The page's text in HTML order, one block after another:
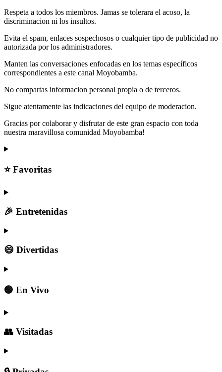
Respeta a todos los miembros. Jamas se tolerara el acoso, la
discriminacion ni los insultos.
Evita el spam, enlaces sospechosos o cualquier tipo de publicidad no
autorizada por los administradores.
Manten las conversaciones enfocadas en los temas específicos
correspondientes a este canal Moyobamba.
No compartas informacion personal propia o de terceros.
Sigue atentamente las indicaciones del equipo de moderacion.
Gracias por colaborar y disfrutar de este gran espacio con toda
nuestra maravillosa comunidad Moyobamba!
⭐ Favoritas
🎉 Entretenidas
😄 Divertidas
🟢 En Vivo
👥 Visitadas